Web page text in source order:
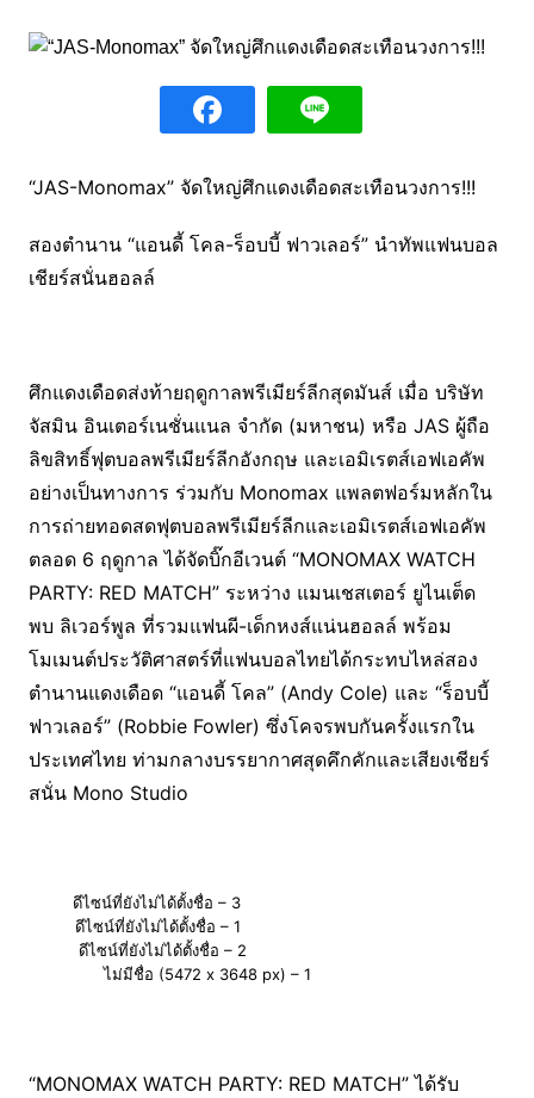
“JAS-Monomax” จัดใหญ่ศึกแดงเดือดสะเทือนวงการ!!!
สองตำนาน “แอนดี้ โคล-ร็อบบี้ ฟาวเลอร์” นำทัพแฟนบอล
เชียร์สนั่นฮอลล์
ศึกแดงเดือดส่งท้ายฤดูกาลพรีเมียร์ลีกสุดมันส์ เมื่อ บริษัท
จัสมิน อินเตอร์เนชั่นแนล จำกัด (มหาชน) หรือ JAS ผู้ถือ
ลิขสิทธิ์ฟุตบอลพรีเมียร์ลีกอังกฤษ และเอมิเรตส์เอฟเอคัพ
อย่างเป็นทางการ ร่วมกับ Monomax แพลตฟอร์มหลักใน
การถ่ายทอดสดฟุตบอลพรีเมียร์ลีกและเอมิเรตส์เอฟเอคัพ
ตลอด 6 ฤดูกาล ได้จัดบิ๊กอีเวนต์ “MONOMAX WATCH
PARTY: RED MATCH” ระหว่าง แมนเชสเตอร์ ยูไนเต็ด
พบ ลิเวอร์พูล ที่รวมแฟนผี-เด็กหงส์แน่นฮอลล์ พร้อม
โมเมนต์ประวัติศาสตร์ที่แฟนบอลไทยได้กระทบไหล่สอง
ตำนานแดงเดือด “แอนดี้ โคล” (Andy Cole) และ “ร็อบบี้
ฟาวเลอร์” (Robbie Fowler) ซึ่งโคจรพบกันครั้งแรกใน
ประเทศไทย ท่ามกลางบรรยากาศสุดคึกคักและเสียงเชียร์
สนั่น Mono Studio
ดีไซน์ที่ยังไม่ได้ตั้งชื่อ – 3
ดีไซน์ที่ยังไม่ได้ตั้งชื่อ – 1
ดีไซน์ที่ยังไม่ได้ตั้งชื่อ – 2
ไม่มีชื่อ (5472 x 3648 px) – 1
“MONOMAX WATCH PARTY: RED MATCH” ได้รับ